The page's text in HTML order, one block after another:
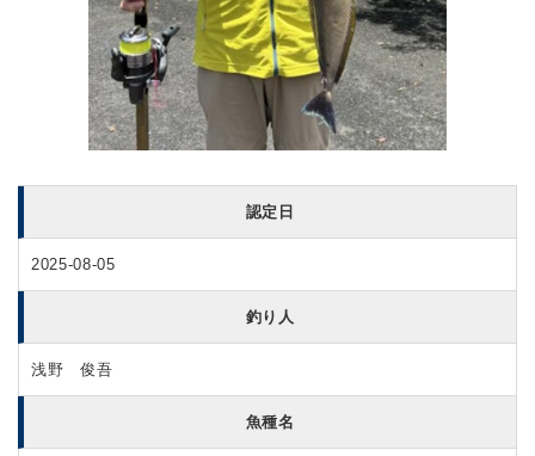
認定日
2025-08-05
釣り人
浅野 俊吾
魚種名